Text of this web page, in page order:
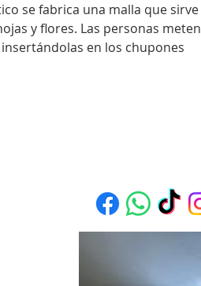
se fabrica una malla que sirve
y flores. Las personas meten
en los chupones